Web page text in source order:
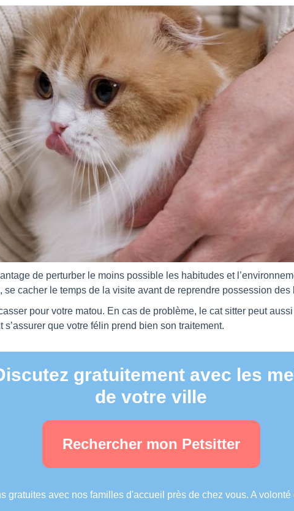
de perturber le moins possible les habitudes et
se cacher le temps de la visite avant de reprendre possession des
pour votre matou. En cas de problème, le cat sitter peut
s’assurer que votre félin prend bien son traitement.
gratuitement avec les
de votre ville
Rechercher mon Petsitter
gratuites avec nos familles d'accueil près de chez vous. A